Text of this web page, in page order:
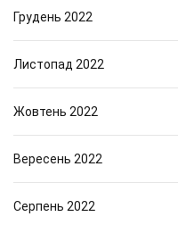
Грудень 2022
Листопад 2022
Жовтень 2022
Вересень 2022
Серпень 2022